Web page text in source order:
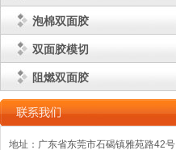
泡棉双面胶
双面胶模切
阻燃双面胶
地址：广东省东莞市石碣镇雅苑路42号